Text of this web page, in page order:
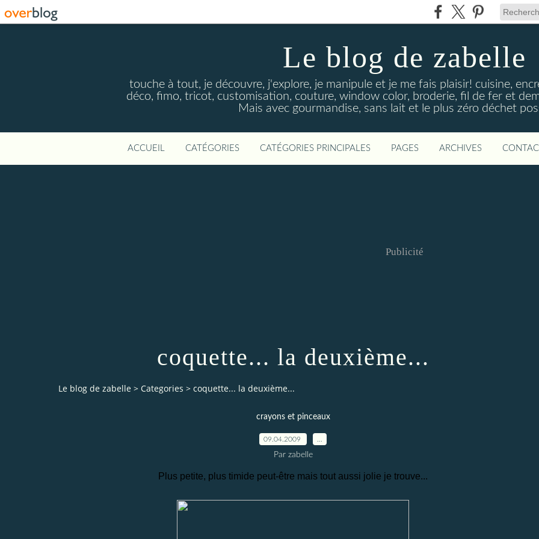
Le blog de zabelle
touche à tout, je découvre, j'explore, je manipule et je me fais plaisir! cuisine,
déco, fimo, tricot, customisation, couture, window color, broderie, fil de fer et
Mais avec gourmandise, sans lait et le plus zéro déchet
ACCUEIL CATÉGORIES CATÉGORIES PRINCIPALES PAGES ARCHIVES
Publicité
coquette... la deuxième...
Le blog de zabelle > Categories > coquette... la deuxième...
crayons et pinceaux
09.04.2009
Par zabelle
Plus petite, plus timide peut-être mais tout aussi jolie je trouve...